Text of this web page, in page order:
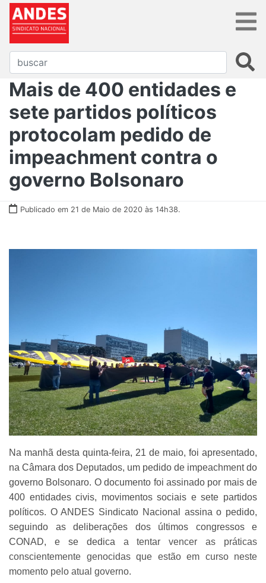
Mais de 400 entidades e
sete partidos políticos
protocolam pedido de
impeachment contra o
governo Bolsonaro
Publicado em 21 de Maio de 2020 às 14h38.
Na manhã desta quinta-feira, 21 de maio, foi apresentado,
na Câmara dos Deputados, um pedido de impeachment do
governo Bolsonaro. O documento foi assinado por mais de
400 entidades civis, movimentos sociais e sete partidos
políticos. O ANDES Sindicato Nacional assina o pedido,
seguindo as deliberações dos últimos congressos e
CONAD, e se dedica a tentar vencer as práticas
conscientemente genocidas que estão em curso neste
momento pelo atual governo.